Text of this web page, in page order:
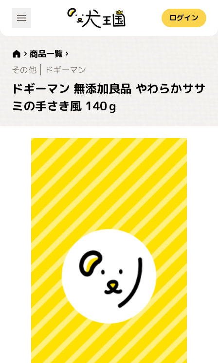
ログイン
商品一覧
その他
ドギーマン
ドギーマン 無添加良品 やわらかササ
ミの手さき風 140ｇ